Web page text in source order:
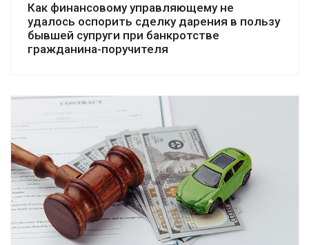
Как финансовому управляющему не
удалось оспорить сделку дарения в пользу
бывшей супруги при банкротстве
гражданина-поручителя
Смотреть дело